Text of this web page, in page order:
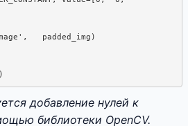
padded_img)
добавление нулей к
библиотеки OpenCV.